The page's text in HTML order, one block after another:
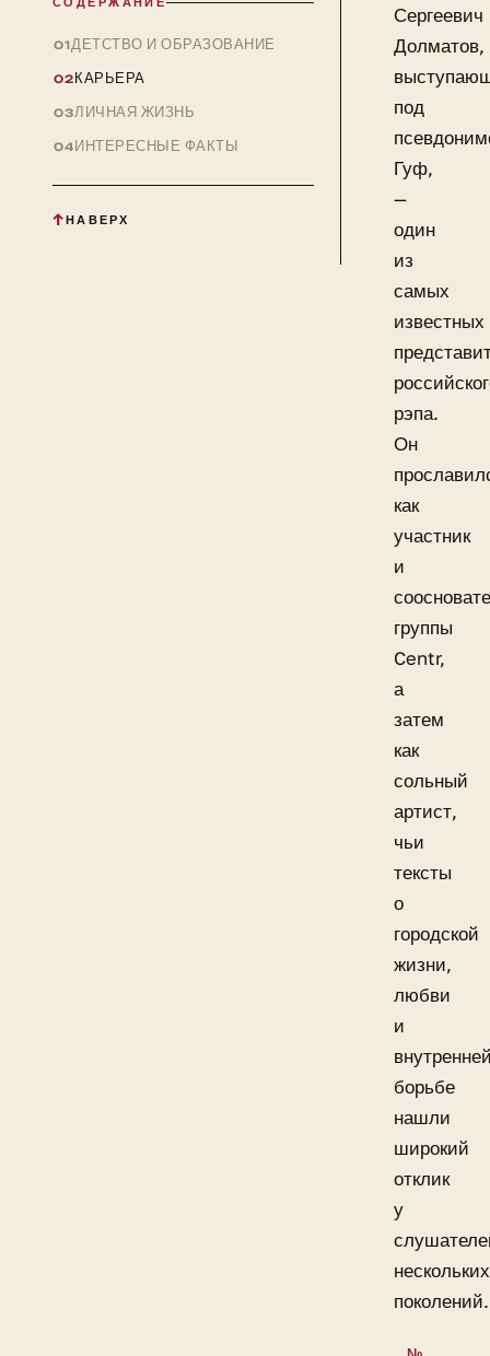
ДЕТСТВО И ОБРАЗОВАНИЕ
КАРЬЕРА
ЛИЧНАЯ ЖИЗНЬ
ИНТЕРЕСНЫЕ ФАКТЫ
НАВЕРХ
Сергеевич
Долматов,
под
Гуф,
—
один
из
самых
известных
рэпа.
Он
как
участник
и
группы
Centr,
а
затем
как
сольный
артист,
чьи
тексты
о
городской
жизни,
любви
и
борьбе
нашли
широкий
отклик
у
нескольких
поколений.